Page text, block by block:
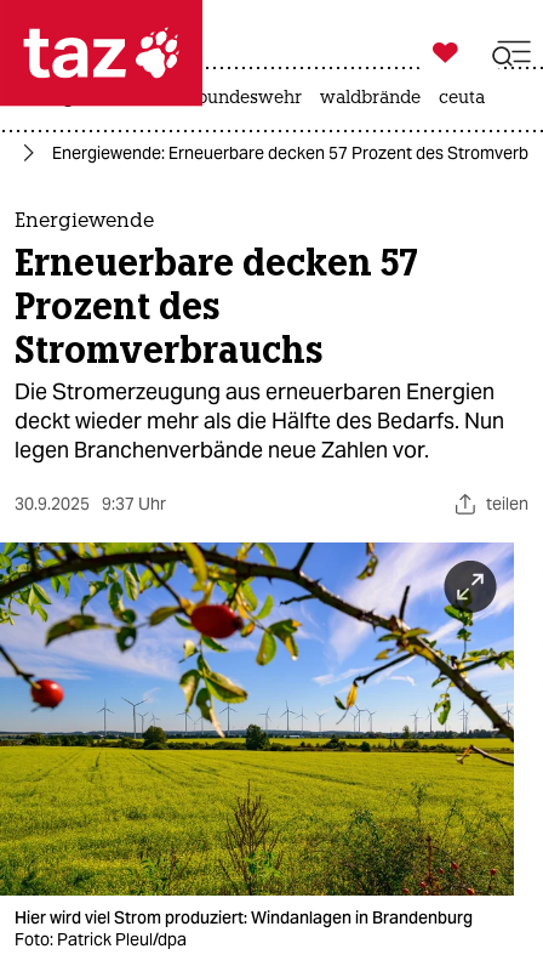
 taz zahl ich
taz zahl ich
themen
politik
öko
gesellschaft
kultur
sport
berlin
nord
wahrheit
verlag
verlag
veranstaltungen
shop
fragen & hilfe
unterstützen

taz zahl ich
bundeswehr waldbrände ceuta
Energiewende: Erneuerbare decken 57 Prozent des
Energiewende
Erneuerbare decken 57
Prozent des
Stromverbrauchs
Die Stromerzeugung aus erneuerbaren Energien
deckt wieder mehr als die Hälfte des Bedarfs. Nun
legen Branchenverbände neue Zahlen vor.
30.9.2025 9:37 Uhr teilen
Hier wird viel Strom produziert: Windanlagen in Brandenburg
Foto: Patrick Pleul/dpa